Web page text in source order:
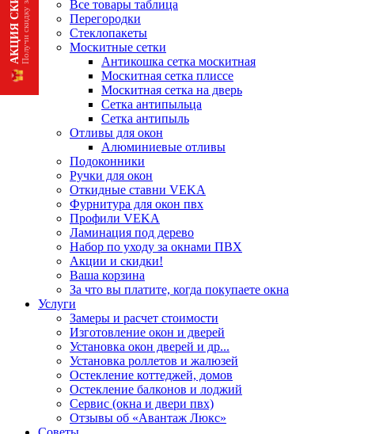
Все товары таблица
Перегородки
Стеклопакеты
Москитные сетки
Антикошка сетка москитная
Москитная сетка плиссе
Москитная сетка на дверь
Сетка антипыльца
Сетка антипыль
Отливы для окон
Алюминиевые отливы
Подоконники
Ручки для окон
Откидные ставни VEKA
Фурнитура для окон пвх
Профили VEKA
Ламинация под дерево
Набор по уходу за окнами ПВХ
Акции и скидки!
Ваша корзина
За что вы платите, когда покупаете окна
Услуги
Замеры и расчет стоимости
Изготовление окон и дверей
Установка окон дверей и др...
Установка роллетов и жалюзей
Остекление коттеджей, домов
Остекление балконов и лоджий
Сервис (окна и двери пвх)
Отзывы об «Авантаж Люкс»